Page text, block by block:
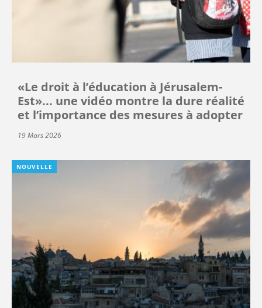
«Le droit à l’éducation à Jérusalem-
Est»... une vidéo montre la dure réalité
et l’importance des mesures à adopter
19 Mars 2026
NOUVELLE